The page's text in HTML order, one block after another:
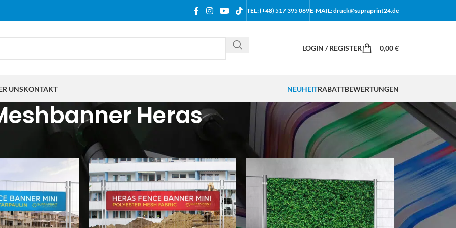
TEL: (+48) 517 395 069E-MAIL: druck@supraprint24.de
LOGIN / REGISTER 0,00€
UNSKONTAKT NEUHEITRABATTBEWERTUNGEN
Heras
mit „Meshbanner Heras“